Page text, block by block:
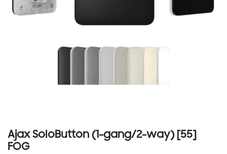
Ajax SoloButton (1-gang/2-way) [55]
FOG